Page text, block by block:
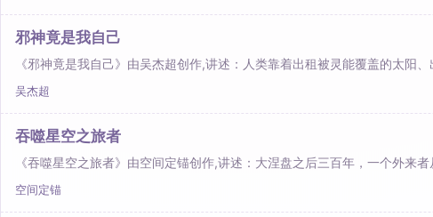
邪神竟是我自己
《邪神竟是我自己》由吴杰超创作,讲述：人类靠着出租被灵能覆盖的太阳
吴杰超
吞噬星空之旅者
《吞噬星空之旅者》由空间定锚创作,讲述：大涅盘之后三百年，一个外来
空间定锚